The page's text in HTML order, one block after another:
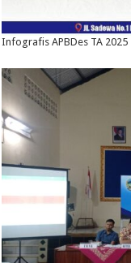
Infografis APBDes TA 2025